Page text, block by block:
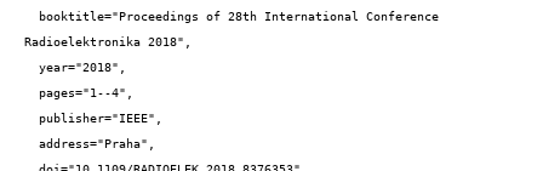
Radioelektronika 2018",